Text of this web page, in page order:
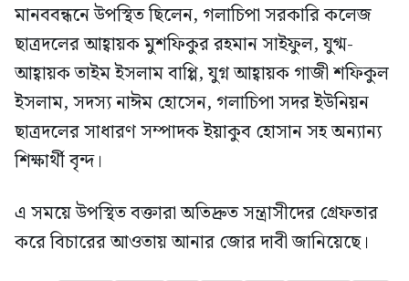
মানববন্ধনে উপস্থিত ছিলেন, গলাচিপা সরকারি কলেজ
ছাত্রদলের আহ্বায়ক মুশফিকুর রহমান সাইফুল, যুগ্ম-
আহ্বায়ক তাইম ইসলাম বাপ্পি, যুগ্ন আহ্বায়ক গাজী শফিকুল
ইসলাম, সদস্য নাঈম হোসেন, গলাচিপা সদর ইউনিয়ন
ছাত্রদলের সাধারণ সম্পাদক ইয়াকুব হোসান সহ অন্যান্য
শিক্ষার্থী বৃন্দ।
এ সময়ে উপস্থিত বক্তারা অতিদ্রুত সন্ত্রাসীদের গ্রেফতার
করে বিচারের আওতায় আনার জোর দাবী জানিয়েছে।